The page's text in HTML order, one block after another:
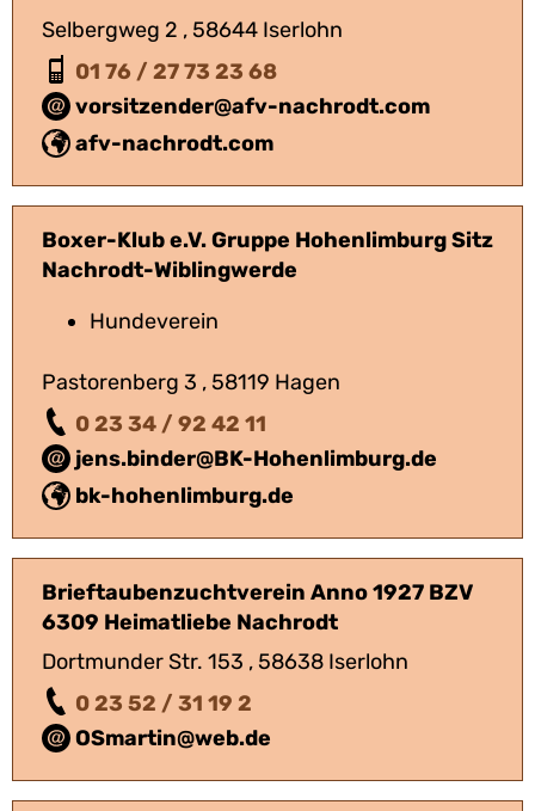
afv-nachrodt.com
vorsitzender@afv-nachrodt.com
Selbergweg 2 , 58644 Iserlohn
01 76 / 27 73 23 68
bk-hohenlimburg.de
jens.binder@BK-Hohenlimburg.de
Boxer-Klub e.V. Gruppe Hohenlimburg Sitz
Nachrodt-Wiblingwerde
Pastorenberg 3 , 58119 Hagen
0 23 34 / 92 42 11
Hundeverein
OSmartin@web.de
Brieftaubenzuchtverein Anno 1927 BZV
6309 Heimatliebe Nachrodt
Dortmunder Str. 153 , 58638 Iserlohn
0 23 52 / 31 19 2